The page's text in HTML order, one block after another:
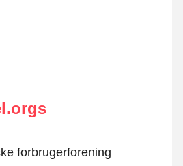
forbrugerforening